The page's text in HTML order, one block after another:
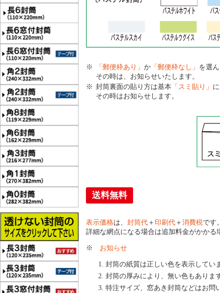
「郵便枠あり」 か 「郵便枠なし」 を選
その時は、お知らせいたします。
封筒裏面の貼り方は基本 「スミ貼り」
その時はお知らせします。
送料無料
表示価格は、 封筒代 ＋ 印刷代 ＋ 消費税です
詳細な網点になる場合は追加料金がかかる
※ お知らせ
封筒の紙質は正しい色を表示してい
封筒の厚みにより、無い色もありま
特注サイズ、窓あき封筒などはお問